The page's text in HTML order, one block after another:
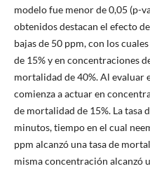
modelo fue menor de 0,05 (p-
obtenidos destacan el efecto
bajas de 50 ppm, con los
de 15% y en concentraciones
mortalidad de 40%. Al evaluar
comienza a actuar en
de mortalidad de 15%. La tasa
minutos, tiempo en el cual
ppm alcanzó una tasa de
misma concentración alcanzó